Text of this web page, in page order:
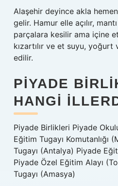
Alaşehir deyince akla hemen
gelir. Hamur elle açılır,
parçalara kesilir ama içine
kızartılır ve et suyu,
edilir.
PIYADE
HANGI
Piyade Birlikleri Piyade
Eğitim Tugayı Komutanlığı
Tugayı (Antalya) Piyade
Piyade Özel Eğitim Alayı
Tugayı (Amasya)